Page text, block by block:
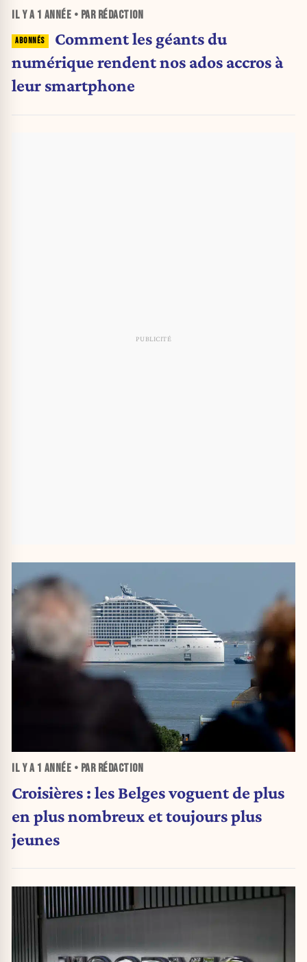
IL Y A 1 ANNÉE • PAR RÉDACTION
Comment les géants du
numérique rendent nos ados accros à
leur smartphone
IL Y A 1 ANNÉE • PAR RÉDACTION
Croisières : les Belges voguent de plus
en plus nombreux et toujours plus
jeunes